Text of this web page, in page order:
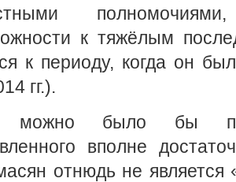
к тяжёлым
к периоду, когда он
гг.).
можно было бы
вполне
отнюдь не